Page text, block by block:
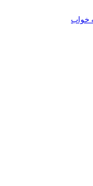
خواب